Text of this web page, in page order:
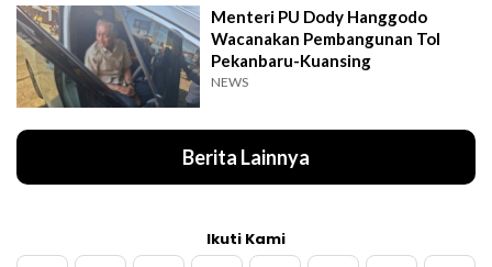
Menteri PU Dody Hanggodo
Wacanakan Pembangunan Tol
Pekanbaru-Kuansing
NEWS
Berita Lainnya
Ikuti Kami